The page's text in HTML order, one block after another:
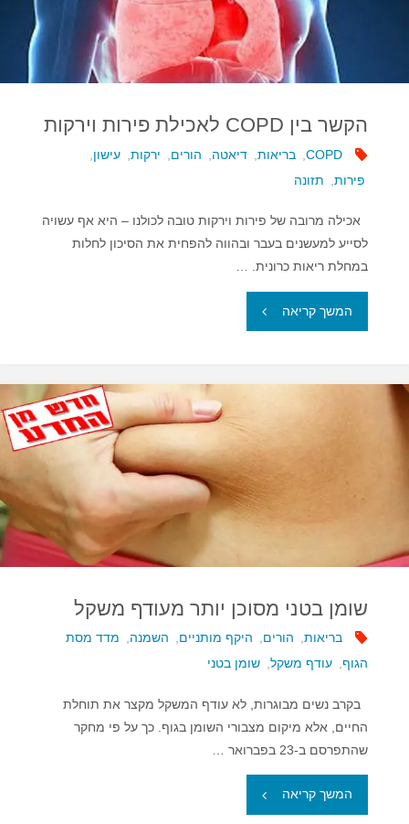
ממחלות
לב
הקשר בין COPD לאכילת פירות וירקות
COPD בריאות דיאטה הורים ירקות, עישון
פירות, תזונה
אכילה מרובה של פירות וירקות טובה לכולנו – היא אף עשויה
לסייע למעשנים בעבר ובהווה להפחית את הסיכון לחלות
במחלת ריאות כרונית. …
המשך קריאה "הקשר
COPD
לאכילת
פירות
וירקות"
שומן בטני מסוכן יותר מעודף משקל
בריאות הורים היקף מותניים השמנה
מדד מסת
הגוף, עודף משקל, שומן בטני
בקרב נשים מבוגרות, לא עודף המשקל מקצר את תוחלת
החיים, אלא מיקום מצבורי השומן בגוף. כך על פי מחקר
שהתפרסם ב-23 בפברואר …
המשך קריאה "שומן